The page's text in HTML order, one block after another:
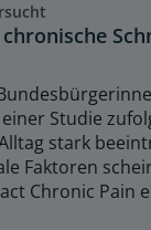
Studie
stark
Faktoren
Chronic Pain